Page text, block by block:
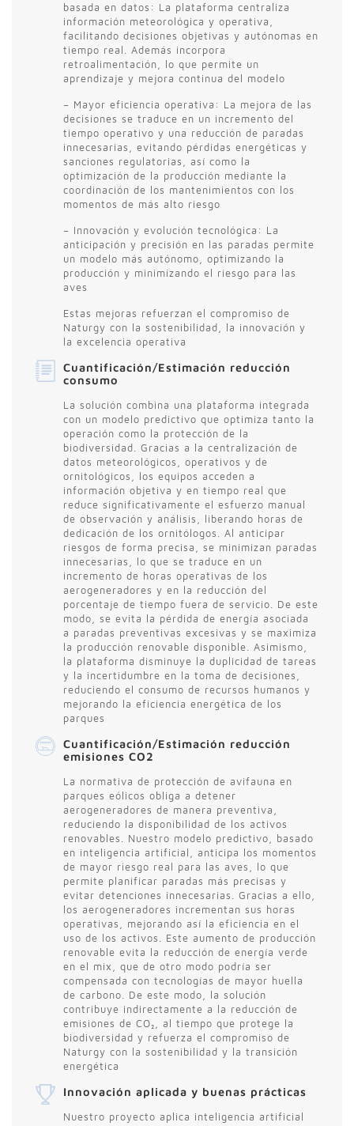
basada en datos: La plataforma centraliza
información meteorológica y operativa,
facilitando decisiones objetivas y autónomas en
tiempo real. Además incorpora
retroalimentación, lo que permite un
aprendizaje y mejora continua del modelo
– Mayor eficiencia operativa: La mejora de las
decisiones se traduce en un incremento del
tiempo operativo y una reducción de paradas
innecesarias, evitando pérdidas energéticas y
sanciones regulatorias, así como la
optimización de la producción mediante la
coordinación de los mantenimientos con los
momentos de más alto riesgo
– Innovación y evolución tecnológica: La
anticipación y precisión en las paradas permite
un modelo más autónomo, optimizando la
producción y minimizando el riesgo para las
aves
Estas mejoras refuerzan el compromiso de
Naturgy con la sostenibilidad, la innovación y
la excelencia operativa
Cuantificación/Estimación reducción
consumo
La solución combina una plataforma integrada
con un modelo predictivo que optimiza tanto la
operación como la protección de la
biodiversidad. Gracias a la centralización de
datos meteorológicos, operativos y de
ornitológicos, los equipos acceden a
información objetiva y en tiempo real que
reduce significativamente el esfuerzo manual
de observación y análisis, liberando horas de
dedicación de los ornitólogos. Al anticipar
riesgos de forma precisa, se minimizan paradas
innecesarias, lo que se traduce en un
incremento de horas operativas de los
aerogeneradores y en la reducción del
porcentaje de tiempo fuera de servicio. De este
modo, se evita la pérdida de energía asociada
a paradas preventivas excesivas y se maximiza
la producción renovable disponible. Asimismo,
la plataforma disminuye la duplicidad de tareas
y la incertidumbre en la toma de decisiones,
reduciendo el consumo de recursos humanos y
mejorando la eficiencia energética de los
parques
Cuantificación/Estimación reducción
emisiones CO2
La normativa de protección de avifauna en
parques eólicos obliga a detener
aerogeneradores de manera preventiva,
reduciendo la disponibilidad de los activos
renovables. Nuestro modelo predictivo, basado
en inteligencia artificial, anticipa los momentos
de mayor riesgo real para las aves, lo que
permite planificar paradas más precisas y
evitar detenciones innecesarias. Gracias a ello,
los aerogeneradores incrementan sus horas
operativas, mejorando así la eficiencia en el
uso de los activos. Este aumento de producción
renovable evita la reducción de energía verde
en el mix, que de otro modo podría ser
compensada con tecnologías de mayor huella
de carbono. De este modo, la solución
contribuye indirectamente a la reducción de
emisiones de CO₂, al tiempo que protege la
biodiversidad y refuerza el compromiso de
Naturgy con la sostenibilidad y la transición
energética
Innovación aplicada y buenas prácticas
Nuestro proyecto aplica inteligencia artificial